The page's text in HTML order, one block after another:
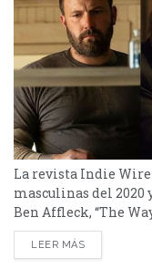
La revista Indie
masculinas del 2020
Ben Affleck, “The
baloncesto caída en
mundo de las
LEER MÁS